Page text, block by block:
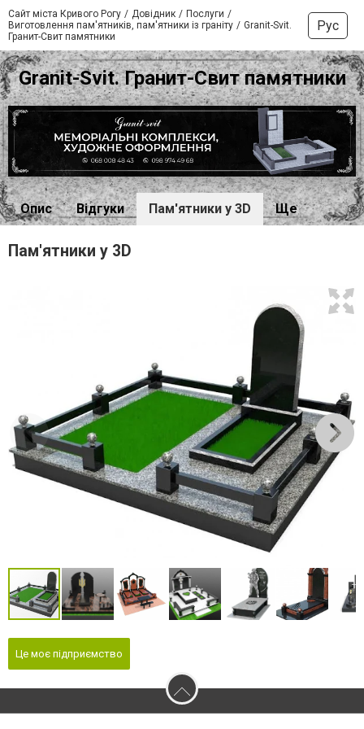
Сайт міста Кривого Рогу Довідник
Послуги
Виготовлення пам'ятників, пам'ятники із граніту
Granit-Svit.
Гранит-Свит памятники
Рус
Granit-Svit. Гранит-Свит памятники
Опис Відгуки Пам'ятники у 3D Ще
Пам'ятники у 3D
Це моє підприємство